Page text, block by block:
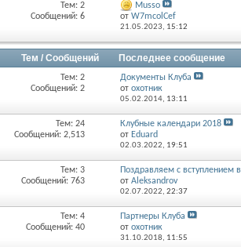
Тем: 2
Сообщений: 6
Musso
от W7mcolCef
21.05.2023, 15:12
Тем / Сообщений Последнее сообщение
Тем: 2
Сообщений: 2
Документы Клуба
от охотник
05.02.2014, 13:11
Тем: 24
Сообщений: 2,513
Клубные календари 2018
от Eduard
02.03.2022, 19:51
Тем: 3
Сообщений: 763
Поздравляем с вступлением
от Aleksandrov
02.07.2022, 22:37
Тем: 4
Сообщений: 40
Партнеры Клуба
от охотник
31.10.2018, 11:55